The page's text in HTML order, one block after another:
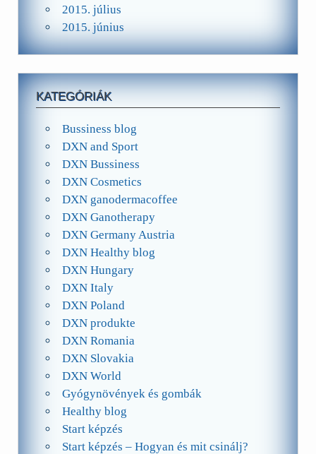
2015. július
2015. június
KATEGÓRIÁK
Bussiness blog
DXN and Sport
DXN Bussiness
DXN Cosmetics
DXN ganodermacoffee
DXN Ganotherapy
DXN Germany Austria
DXN Healthy blog
DXN Hungary
DXN Italy
DXN Poland
DXN produkte
DXN Romania
DXN Slovakia
DXN World
Gyógynövények és gombák
Healthy blog
Start képzés
Start képzés – Hogyan és mit csinálj?